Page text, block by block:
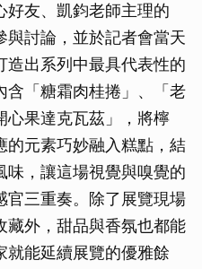
好友、凱鈞老師主理的
與討論，並於記者會當天
造出系列中最具代表性的
含「糖霜肉桂捲」、「老
心果達克瓦茲」，將檸
的元素巧妙融入糕點，結
味，讓這場視覺與嗅覺的
官三重奏。除了展覽現場
藏外，甜品與香氛也都能
就能延續展覽的優雅餘